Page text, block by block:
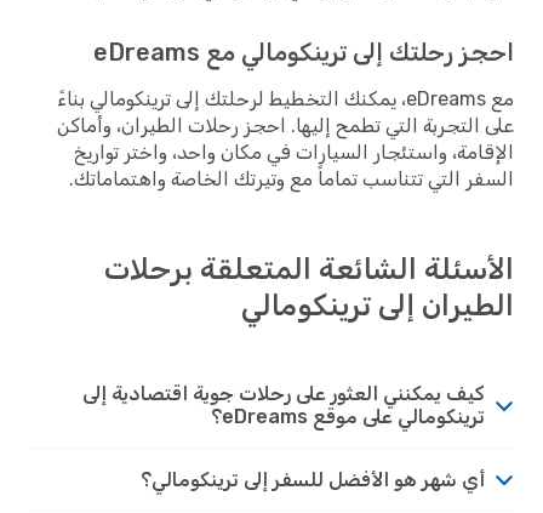
احجز رحلتك إلى ترينكومالي مع eDreams
مع eDreams، يمكنك التخطيط لرحلتك إلى ترينكومالي بناءً
على التجربة التي تطمح إليها. احجز رحلات الطيران، وأماكن
الإقامة، واستئجار السيارات في مكان واحد، واختر تواريخ
السفر التي تتناسب تماماً مع وتيرتك الخاصة واهتماماتك.
الأسئلة الشائعة المتعلقة برحلات
الطيران إلى ترينكومالي
كيف يمكنني العثور على رحلات جوية اقتصادية إلى
ترينكومالي على موقع eDreams؟
أي شهر هو الأفضل للسفر إلى ترينكومالي؟